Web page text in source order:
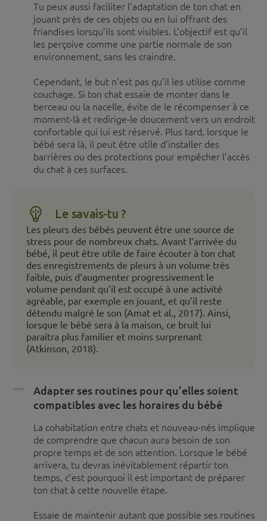
Tu peux aussi faciliter l’adaptation de ton chat en
jouant près de ces objets ou en lui offrant des
friandises lorsqu’ils sont visibles. L’objectif est qu’il
les perçoive comme une partie normale de son
environnement, sans les craindre.
Cependant, le but n’est pas qu’il les utilise comme
couchage. Si ton chat essaie de monter dans le
berceau ou la nacelle, évite de le récompenser à ce
moment-là et redirige-le doucement vers un endroit
confortable qui lui est réservé. Plus tard, lorsque le
bébé sera là, il peut être utile d’installer des
barrières ou des protections pour empêcher l’accès
du chat à ces surfaces.
Le savais-tu ?
Les pleurs des bébés peuvent être une source de
stress pour de nombreux chats. Avant l’arrivée du
bébé, il peut être utile de faire écouter à ton chat
des enregistrements de pleurs à un volume très
faible, puis d’augmenter progressivement le
volume pendant qu’il est occupé à une activité
agréable, par exemple en jouant, et qu’il reste
détendu malgré le son (Amat et al., 2017). Ainsi,
lorsque le bébé sera à la maison, ce bruit lui
paraîtra plus familier et moins surprenant
(Atkinson, 2018).
Adapter ses routines pour qu’elles soient
compatibles avec les horaires du bébé
La cohabitation entre chats et nouveau-nés implique
de comprendre que chacun aura besoin de son
propre temps et de son attention. Lorsque le bébé
arrivera, tu devras inévitablement répartir ton
temps, c’est pourquoi il est important de préparer
ton chat à cette nouvelle étape.
Essaie de maintenir autant que possible ses routines